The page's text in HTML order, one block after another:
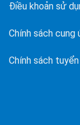
Điều khoản sử
Chính sách
Chính sách